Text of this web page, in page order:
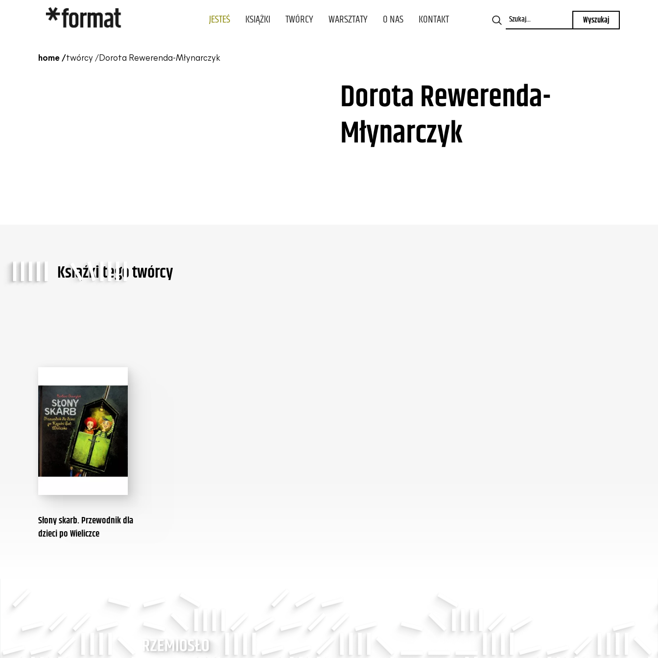
JESTEŚ KSIĄŻKI TWÓRCY WARSZTATY O NAS KONTAKT
home /twórcy / Dorota Rewerenda-Młynarczyk
Dorota Rewerenda-
Młynarczyk
Ksiąźki tego twórcy
Słony skarb. Przewodnik dla
dzieci po Wieliczce